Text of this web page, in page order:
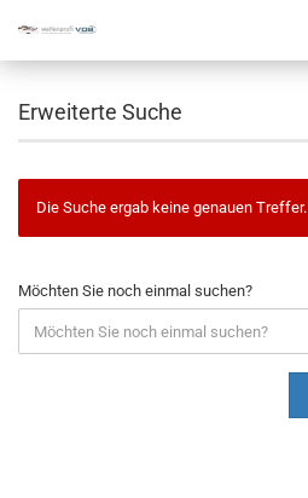
Erweiterte Suche
Die Suche ergab keine genauen Treffer.
Möchten Sie noch einmal suchen?